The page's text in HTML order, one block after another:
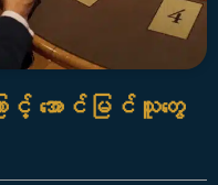
ာင့် အောင်မြင်သူတွေ